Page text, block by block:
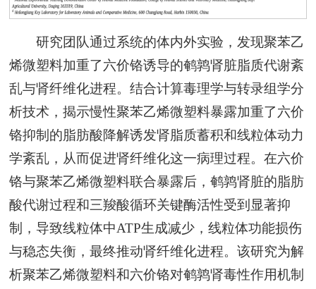
研究团队通过系统的体内外实验，发现聚苯乙
烯微塑料加重了六价铬诱导的鹌鹑肾脏脂质代谢紊
乱与肾纤维化进程。结合计算毒理学与转录组学分
析技术，揭示慢性聚苯乙烯微塑料暴露加重了六价
铬抑制的脂肪酸降解诱发肾脂质蓄积和线粒体动力
学紊乱，从而促进肾纤维化这一病理过程。在六价
铬与聚苯乙烯微塑料联合暴露后，鹌鹑肾脏的脂肪
酸代谢过程和三羧酸循环关键酶活性受到显著抑
制，导致线粒体中ATP生成减少，线粒体功能损伤
与稳态失衡，最终推动肾纤维化进程。该研究为解
析聚苯乙烯微塑料和六价铬对鹌鹑肾毒性作用机制